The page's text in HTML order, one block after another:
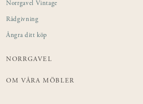
Norrgavel Vintage
Rådgivning
Ångra ditt köp
NORRGAVEL
OM VÅRA MÖBLER